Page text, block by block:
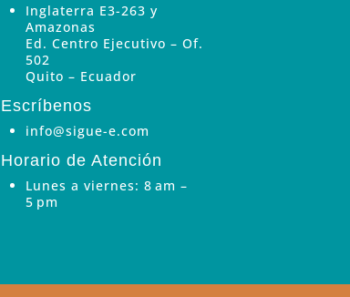
Inglaterra E3-263 y
Amazonas
Ed. Centro Ejecutivo – Of.
502
Quito – Ecuador
Escríbenos
info@sigue-e.com
Horario de Atención
Lunes a viernes: 8 am –
5 pm